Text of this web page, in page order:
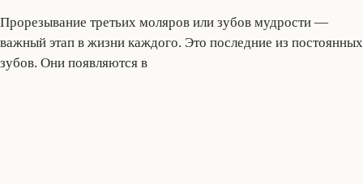
Прорезывание третьих моляров или зубов мудрости —
важный этап в жизни каждого. Это последние из постоянных
зубов. Они появляются в